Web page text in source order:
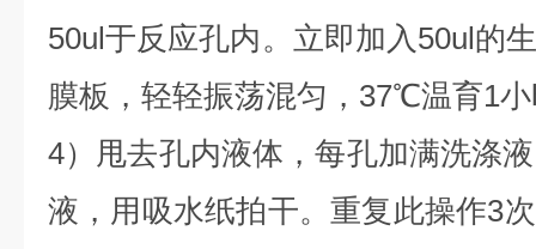
50ul于反应孔内。立即加入50ul的
膜板，轻轻振荡混匀，37℃温育1
4）甩去孔内液体，每孔加满洗涤
液，用吸水纸拍干。重复此操作3